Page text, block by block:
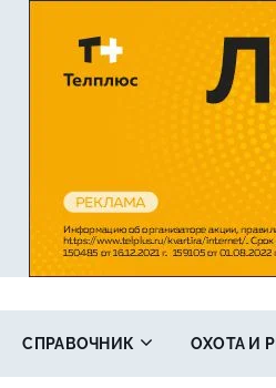
СПРАВОЧНИК ОХОТА И